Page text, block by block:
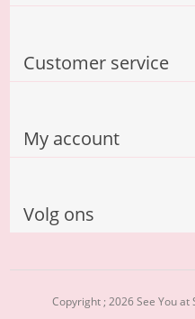
Customer service
My account
Volg ons
Copyright ; 2026 See You